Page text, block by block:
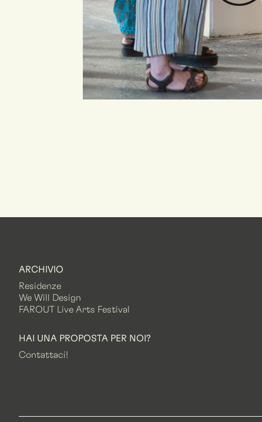
ARCHIVIO
Residenze
We Will Design
FAROUT Live Arts Festival
HAI UNA PROPOSTA PER NOI?
Contattaci!